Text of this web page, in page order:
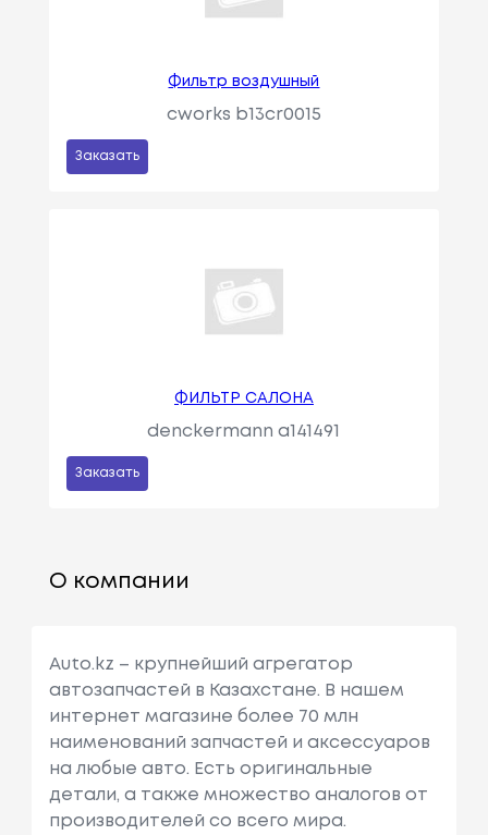
Фильтр воздушный
cworks b13cr0015
Заказать
ФИЛЬТР САЛОНА
denckermann a141491
Заказать
О компании
Auto.kz – крупнейший агрегатор
автозапчастей в Казахстане. В нашем
интернет магазине более 70 млн
наименований запчастей и аксессуаров
на любые авто. Есть оригинальные
детали, а также множество аналогов от
производителей со всего мира.